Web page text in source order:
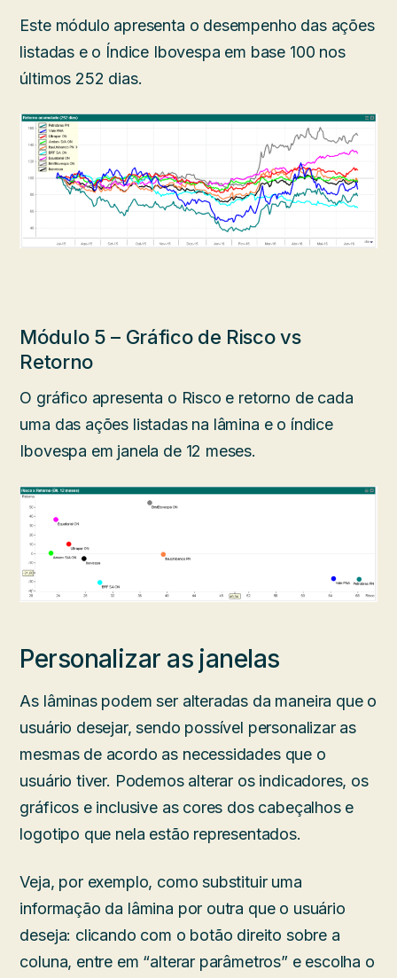
Este módulo apresenta o desempenho das ações
listadas e o Índice Ibovespa em base 100 nos
últimos 252 dias.
Módulo 5 – Gráfico de Risco vs
Retorno
O gráfico apresenta o Risco e retorno de cada
uma das ações listadas na lâmina e o índice
Ibovespa em janela de 12 meses.
Personalizar as janelas
As lâminas podem ser alteradas da maneira que o
usuário desejar, sendo possível personalizar as
mesmas de acordo as necessidades que o
usuário tiver. Podemos alterar os indicadores, os
gráficos e inclusive as cores dos cabeçalhos e
logotipo que nela estão representados.
Veja, por exemplo, como substituir uma
informação da lâmina por outra que o usuário
deseja: clicando com o botão direito sobre a
coluna, entre em “alterar parâmetros” e escolha o